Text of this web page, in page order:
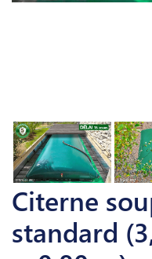
Citerne
standard